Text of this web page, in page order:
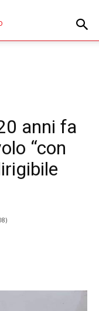
anni fa
“con
)